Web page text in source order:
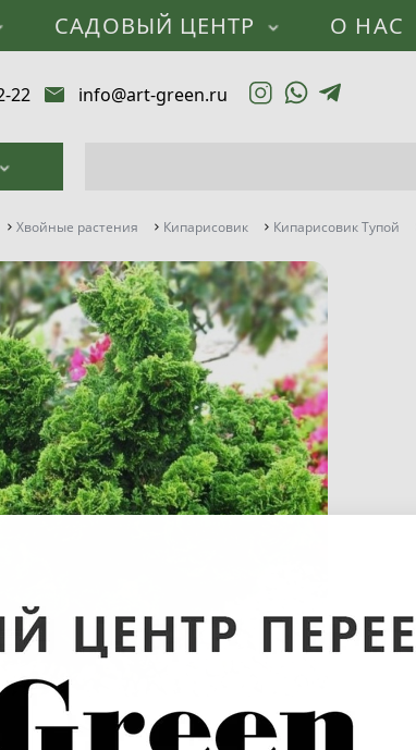
САДОВЫЙ ЦЕНТР О НАС
22 info@art-green.ru
Хвойные растения Кипарисовик Кипарисовик Тупой